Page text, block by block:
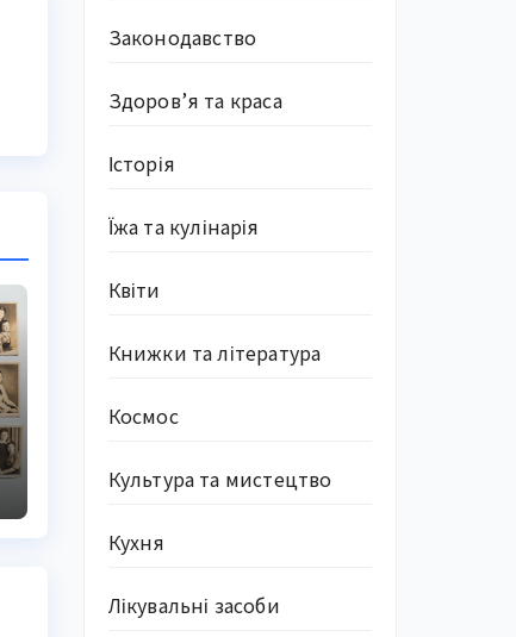
Законодавство
Здоров’я та краса
Історія
Їжа та кулінарія
Квіти
Книжки та література
Космос
Культура та мистецтво
Кухня
Лікувальні засоби